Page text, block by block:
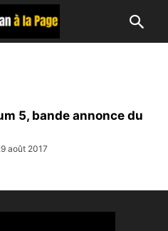
5, bande annonce du
août 2017